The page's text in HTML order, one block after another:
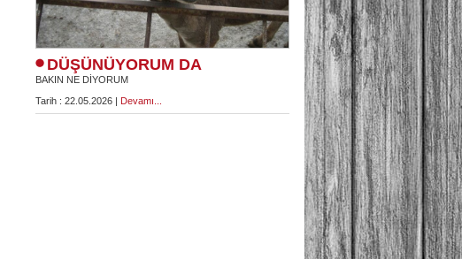
DÜŞÜNÜYORUM DA
BAKIN NE DİYORUM
Tarih : 22.05.2026 | Devamı...